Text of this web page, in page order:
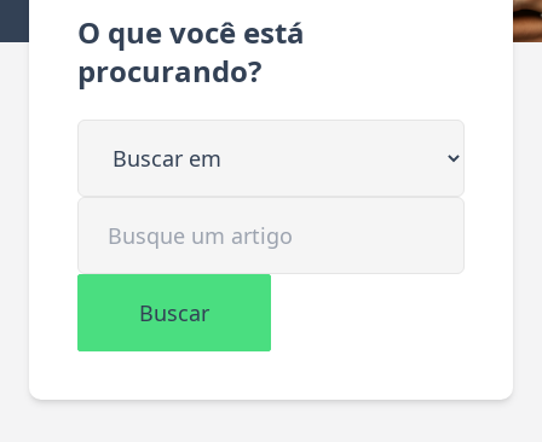
O que você está
procurando?
Buscar